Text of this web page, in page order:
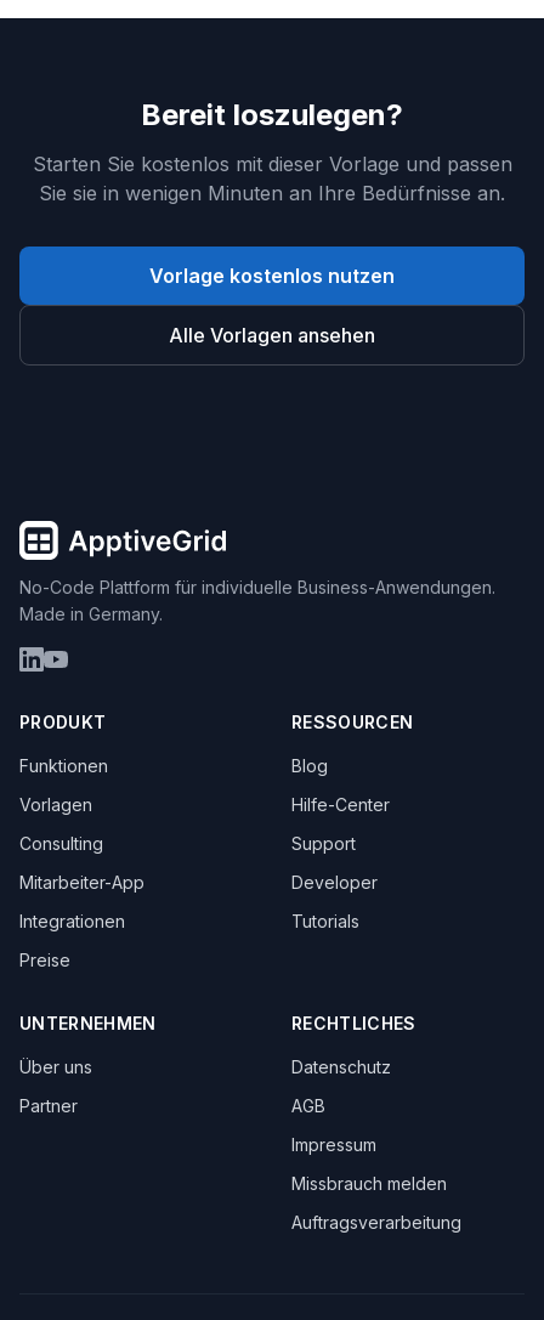
Bereit loszulegen?
Starten Sie kostenlos mit dieser Vorlage und passen
Sie sie in wenigen Minuten an Ihre Bedürfnisse an.
Vorlage kostenlos nutzen
Alle Vorlagen ansehen
No-Code Plattform für individuelle Business-Anwendungen.
Made in Germany.
PRODUKT
Funktionen
Vorlagen
Consulting
Mitarbeiter-App
Integrationen
Preise
RESSOURCEN
Blog
Hilfe-Center
Support
Developer
Tutorials
UNTERNEHMEN
Über uns
Partner
RECHTLICHES
Datenschutz
AGB
Impressum
Missbrauch melden
Auftragsverarbeitung